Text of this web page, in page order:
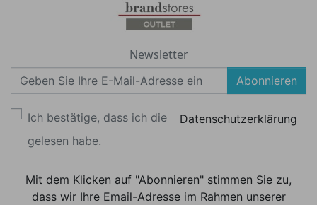
Newsletter
Abonnieren
Ich bestätige, dass ich die
Datenschutzerklärung
gelesen habe.
Mit dem Klicken auf "Abonnieren" stimmen Sie zu,
dass wir Ihre Email-Adresse im Rahmen unserer